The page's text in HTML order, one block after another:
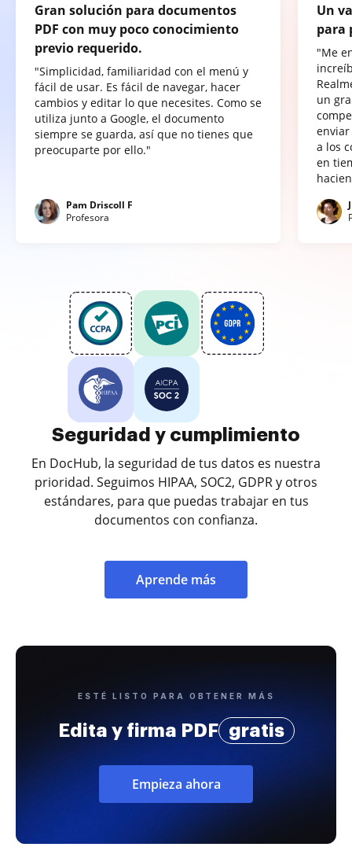
Gran solución para documentos
PDF con muy poco conocimiento
previo requerido.
"Simplicidad, familiaridad con el menú y
fácil de usar. Es fácil de navegar, hacer
cambios y editar lo que necesites. Como se
utiliza junto a Google, el documento
siempre se guarda, así que no tienes que
preocuparte por ello."
Pam Driscoll F
Profesora
Un
para
"Me
un
a los
en
Seguridad y cumplimiento
En DocHub, la seguridad de tus datos es nuestra
prioridad. Seguimos HIPAA, SOC2, GDPR y otros
estándares, para que puedas trabajar en tus
documentos con confianza.
Aprende más
ESTÉ LISTO PARA OBTENER MÁS
Edita y firma PDF gratis
Empieza ahora